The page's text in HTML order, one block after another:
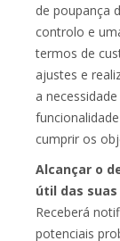
de poupança
controlo e
termos de
ajustes e
a
cumprir os
Alcançar o
útil das
Receberá
potenciais